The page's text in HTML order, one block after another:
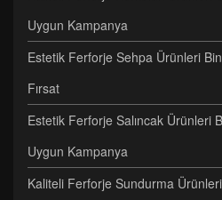
Uygun Kampanya
Estetik Ferforje Sehpa Ürünleri
Fırsat
Estetik Ferforje Salıncak Ürünleri
Uygun Kampanya
Kaliteli Ferforje Sundurma